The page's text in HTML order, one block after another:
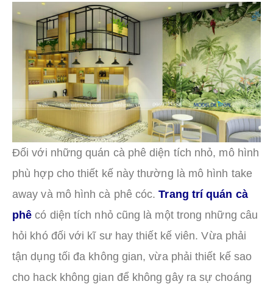
Đối với những quán cà phê diện tích nhỏ, mô hình
phù hợp cho thiết kế này thường là mô hình take
away và mô hình cà phê cóc.Trang trí quán cà
phê có diện tích nhỏ cũng là một trong những câu
hỏi khó đối với kĩ sư hay thiết kế viên. Vừa phải
tận dụng tối đa không gian, vừa phải thiết kế sao
cho hack không gian để không gây ra sự choáng